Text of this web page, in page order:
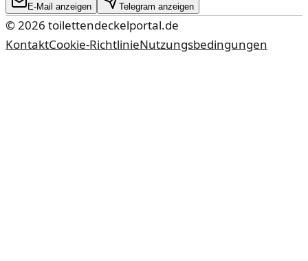
E-Mail anzeigen Telegram anzeigen
© 2026 toilettendeckelportal.de
KontaktCookie-RichtlinieNutzungsbedingungen